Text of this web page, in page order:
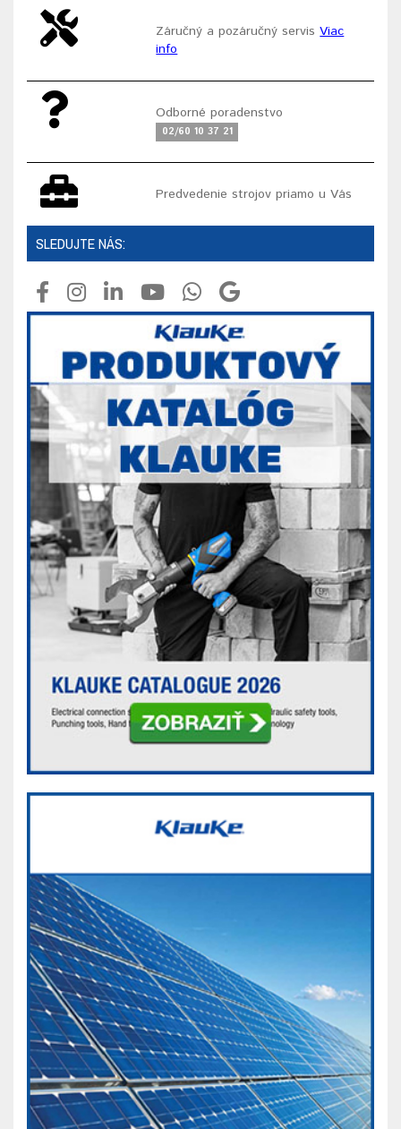
Záručný a pozáručný servisViac
info
Odborné poradenstvo
02/60 10 37 21
Predvedenie strojov priamo u Vás
SLEDUJTE NÁS: